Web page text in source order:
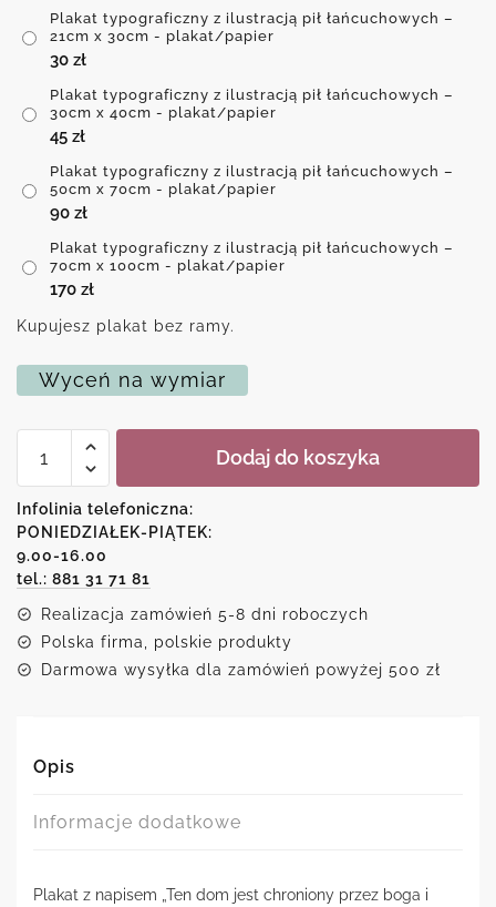
Plakat typograficzny z ilustracją pił łańcuchowych –
21cm x 30cm - plakat/papier
30 zł
Plakat typograficzny z ilustracją pił łańcuchowych –
30cm x 40cm - plakat/papier
45 zł
Plakat typograficzny z ilustracją pił łańcuchowych –
50cm x 70cm - plakat/papier
90 zł
Plakat typograficzny z ilustracją pił łańcuchowych –
70cm x 100cm - plakat/papier
170 zł
Kupujesz plakat bez ramy.
Wyceń na wymiar
ilość
Plakat
typograficzny
ilustracją
pił
łańcuchowych
Dodaj do koszyka
Infolinia telefoniczna:
PONIEDZIAŁEK-PIĄTEK:
9.00-16.00
tel.: 881 31 71 81
Realizacja zamówień 5-8 dni roboczych
Polska firma, polskie produkty
Darmowa wysyłka dla zamówień powyżej 500 zł
Opis
Informacje dodatkowe
Plakat z napisem „Ten dom jest chroniony przez boga i